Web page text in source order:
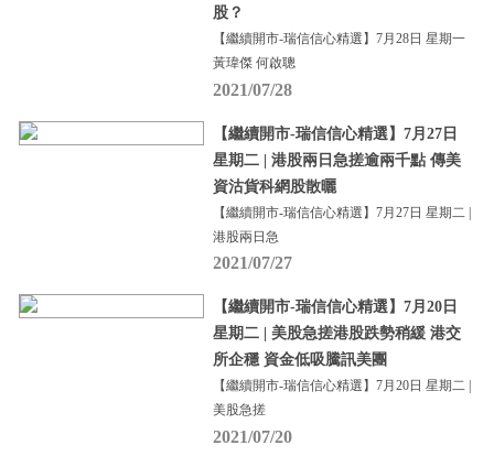
股？
【繼續開市-瑞信信心精選】7月28日 星期一
黃瑋傑 何啟聰
2021/07/28
【繼續開市-瑞信信心精選】7月27日
星期二 | 港股兩日急搓逾兩千點 傳美
資沽貨科網股散曬
【繼續開市-瑞信信心精選】7月27日 星期二 |
港股兩日急
2021/07/27
【繼續開市-瑞信信心精選】7月20日
星期二 | 美股急搓港股跌勢稍緩 港交
所企穩 資金低吸騰訊美團
【繼續開市-瑞信信心精選】7月20日 星期二 |
美股急搓
2021/07/20